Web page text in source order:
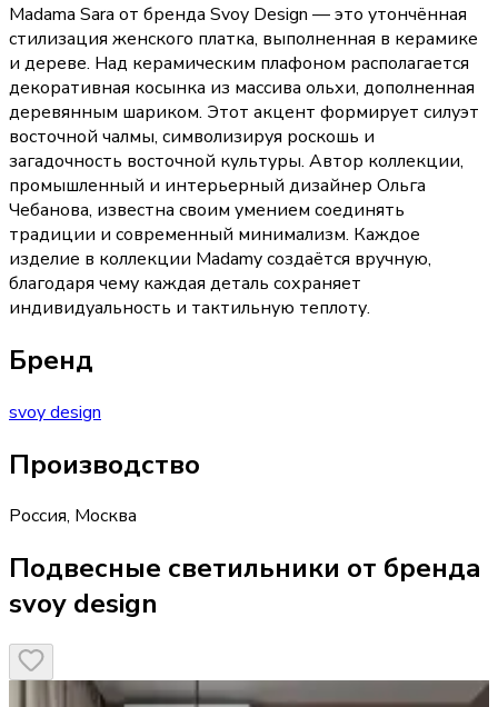
Madama Sara от бренда Svoy Design — это утончённая
стилизация женского платка, выполненная в керамике
и дереве. Над керамическим плафоном располагается
декоративная косынка из массива ольхи, дополненная
деревянным шариком. Этот акцент формирует силуэт
восточной чалмы, символизируя роскошь и
загадочность восточной культуры. Автор коллекции,
промышленный и интерьерный дизайнер Ольга
Чебанова, известна своим умением соединять
традиции и современный минимализм. Каждое
изделие в коллекции Madamy создаётся вручную,
благодаря чему каждая деталь сохраняет
индивидуальность и тактильную теплоту.
Бренд
svoy design
Производство
Россия, Москва
Подвесные светильники от бренда
svoy design